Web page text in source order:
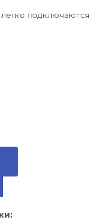
подключаются